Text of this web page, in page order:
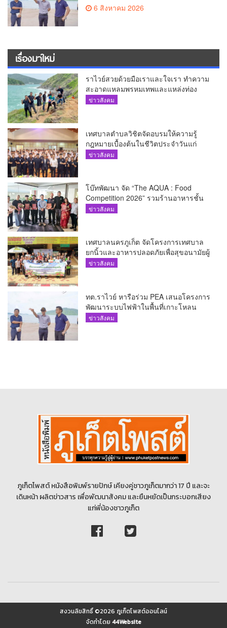
6 สิงหาคม 2026
เรื่องมาใหม่
ราไวย์สวยด้วยมือเราและใจเรา ทำความ
สะอาดแหลมพรหมเทพและแหล่งท่อง
เที่ยว
ข่าวสังคม
เทศบาลตำบลวิชิตจัดอบรมให้ความรู้
กฎหมายเบื้องต้นในชีวิตประจำวันแก่
เยาวชน
ข่าวสังคม
โบ๊ทพัฒนา จัด “The AQUA : Food
Competition 2026” รวมร้านอาหารชั้น
นำของ The Shopps at The AQUA ชู
ข่าวสังคม
เทศบาลนครภูเก็ต จัดโครงการเทศบาล
ยกนิ้วและอาหารปลอดภัยเพื่อสุขอนามัยผู้
บริโภค
ข่าวสังคม
ทต.ราไวย์ หารือร่วม PEA เสนอโครงการ
พัฒนาระบบไฟฟ้าในพื้นที่เกาะโหลน
ข่าวสังคม
ภูเก็ตโพสต์ หนังสือพิมพ์รายปักษ์ เคียงคู่ชาวภูเก็ตมากว่า 17 ปี และจะ
เดินหน้า ผลิตข่าวสาร เพื่อพัฒนาสังคม และยืนหยัดเป็นกระบอกเสียง
แก่พี่น้องชาวภูเก็ต
สงวนลิขสิทธิ์ ©2026 ภูเก็ตโพสต์ออนไลน์
จัดทำโดย 44Website